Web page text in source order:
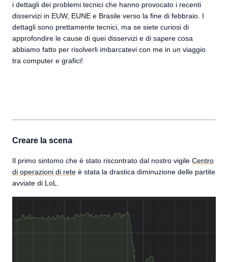
i dettagli dei problemi tecnici che hanno provocato i recenti
disservizi in EUW, EUNE e Brasile verso la fine di febbraio. I
dettagli sono prettamente tecnici, ma se siete curiosi di
approfondire le cause di quei disservizi e di sapere cosa
abbiamo fatto per risolverli imbarcatevi con me in un viaggio
tra computer e grafici!
Creare la scena
Il primo sintomo che è stato riscontrato dal nostro vigile Centro
di operazioni di rete è stata la drastica diminuzione delle partite
avviate di LoL.